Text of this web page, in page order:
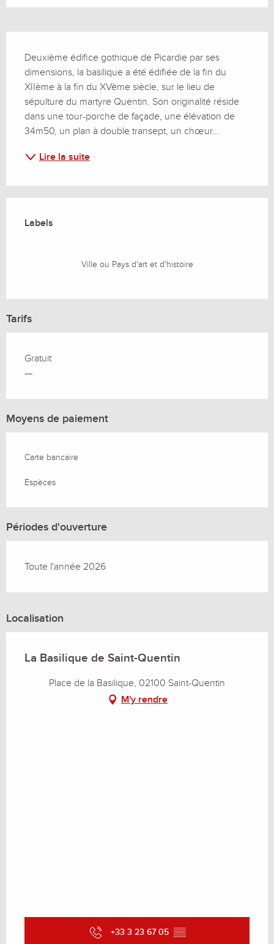
Deuxième édifice gothique de Picardie par ses
dimensions, la basilique a été édifiée de la fin du
XIIème à la fin du XVème siècle, sur le lieu de
sépulture du martyre Quentin. Son originalité réside
dans une tour-porche de façade, une élévation de
34m50, un plan à double transept, un chœur...
Lire la suite
Labels
Labels
Ville ou Pays d'art et d'histoire
Tarifs
Gratuit
—
Moyens de paiement
Carte bancaire
Espèces
Périodes d'ouverture
Toute l'année 2026
Localisation
La Basilique de Saint-Quentin
Place de la Basilique, 02100 Saint-Quentin
M'y rendre
+33 3 23 67 05 ▒▒